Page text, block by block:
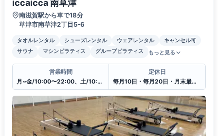
iccaicca 南草津
南滋賀駅から車で18分
草津市南草津2丁目5-6
タオルレンタル シューズレンタル ウェアレンタル
キャンセル可
サウナ
マシンピラティス グループピラティス もっと見る
営業時間
月~金/10:00〜22:00、土/10:00〜20:00、日・祝日/10:00〜18:00
定休日
毎月10日・毎月20日・月末最終日